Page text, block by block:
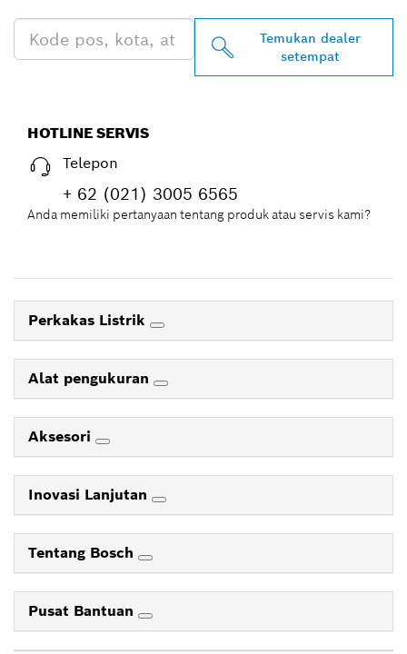
Temukan dealer
setempat
HOTLINE SERVIS
Telepon
+ 62 (021) 3005 6565
Anda memiliki pertanyaan tentang produk atau servis kami?
Perkakas Listrik
Alat pengukuran
Aksesori
Inovasi Lanjutan
Tentang Bosch
Pusat Bantuan